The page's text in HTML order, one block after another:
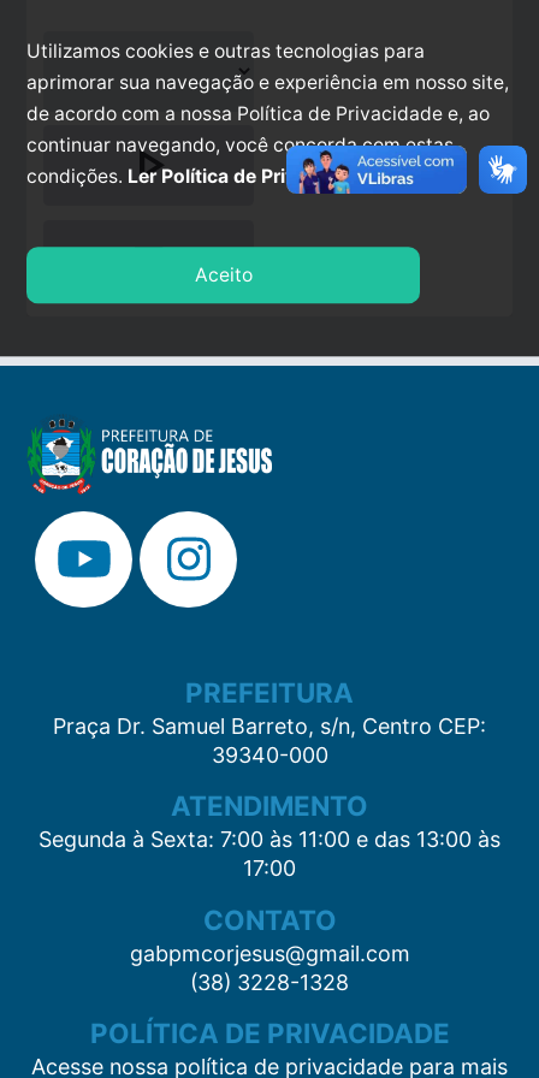
play_arrow
stop
PREFEITURA
Praça Dr. Samuel Barreto, s/n, Centro CEP:
39340-000
ATENDIMENTO
Segunda à Sexta: 7:00 às 11:00 e das 13:00 às
17:00
CONTATO
gabpmcorjesus@gmail.com
(38) 3228-1328
POLÍTICA DE PRIVACIDADE
Acesse nossa política de privacidade para mais
Utilizamos cookies e outras tecnologias para
aprimorar sua navegação e experiência em nosso site,
de acordo com a nossa Política de Privacidade e, ao
continuar navegando, você concorda com estas
condições. Ler Política de Privacidade.
Aceito